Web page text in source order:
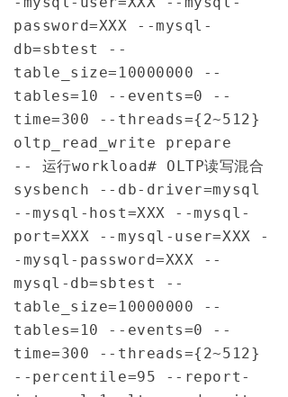
password=XXX --mysql-
db=sbtest --
table_size=10000000 --
tables=10 --events=0 --
time=300 --threads={2~512}
oltp_read_write prepare
-- 运行workload# OLTP读写混合
sysbench
--db-driver=mysql
--mysql-host=XXX --mysql-
port=XXX --mysql-user=XXX -
-mysql-password=XXX --
mysql-db=sbtest --
table_size=10000000 --
tables=10 --events=0 --
time=300 --threads={2~512}
--percentile=95 --report-